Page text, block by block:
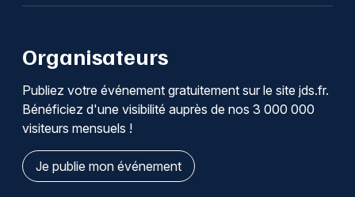
Organisateurs
Publiez votre événement gratuitement sur le site jds.fr.
Bénéficiez d'une visibilité auprès de nos 3 000 000
visiteurs mensuels !
Je publie mon événement